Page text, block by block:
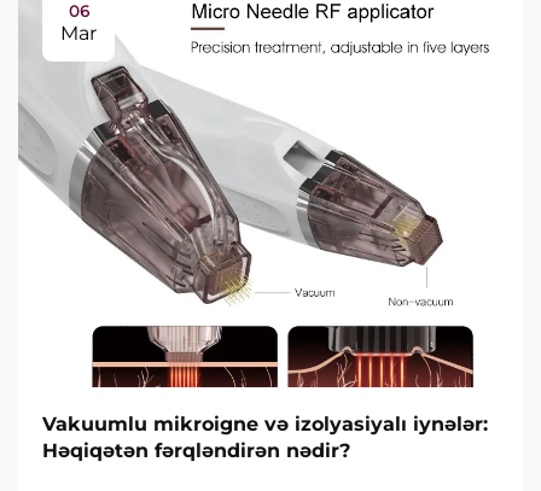
06
Mar
Vakuumlu mikroigne və izolyasiyalı iynələr:
Həqiqətən fərqləndirən nədir?